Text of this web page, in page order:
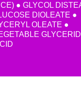
● GLYCOL
DIOLEATE ●
OLEATE ●